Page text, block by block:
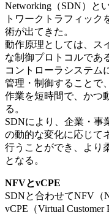
Networking（SDN）と
トワークトラフィッ
術が出てきた。
動作原理としては、ス
な制御プロトコルであ
コントローラシステム
管理・制御することで
作業を短時間で、かつ
る。
SDNにより、企業・事
の動的な変化に応じて
行うことができ、より
となる。
NFVとvCPE
SDNと合わせてNFV（
vCPE（Virtual Customer